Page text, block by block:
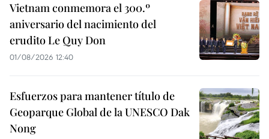
Vietnam conmemora el 300.º
aniversario del nacimiento del
erudito Le Quy Don
01/08/2026 12:40
Esfuerzos para mantener título de
Geoparque Global de la UNESCO Dak
Nong